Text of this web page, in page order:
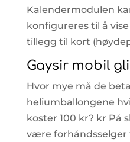
Kalendermodulen
konfigureres til å
tillegg til kort
Gaysir mobil
Hvor mye må de
heliumballongene
koster 100 kr? kr På
være forhåndsselger